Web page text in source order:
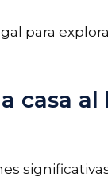
para
casa